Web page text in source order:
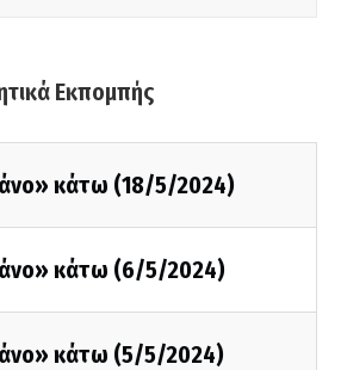
Εκπομπής
κάτω (18/5/2024)
κάτω (6/5/2024)
κάτω (5/5/2024)